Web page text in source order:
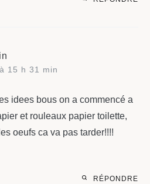
15 h 31 min
idees bous on a commencé a
et rouleaux papier toilette,
oeufs ca va pas tarder!!!!
RÉPONDRE